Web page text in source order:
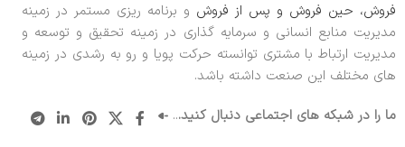
فروش، حین فروش و پس از فروش و برنامه ریزی مستمر در زمینه
مدیریت منابع انسانی و سرمایه گذاری در زمینه تحقیق و توسعه و
مدیریت ارتباط با مشتری توانسته حرکت پویا و رو به رشدی در زمینه
های مختلف این صنعت داشته باشد.
ما را در شبکه های اجتماعی دنبال کنید...